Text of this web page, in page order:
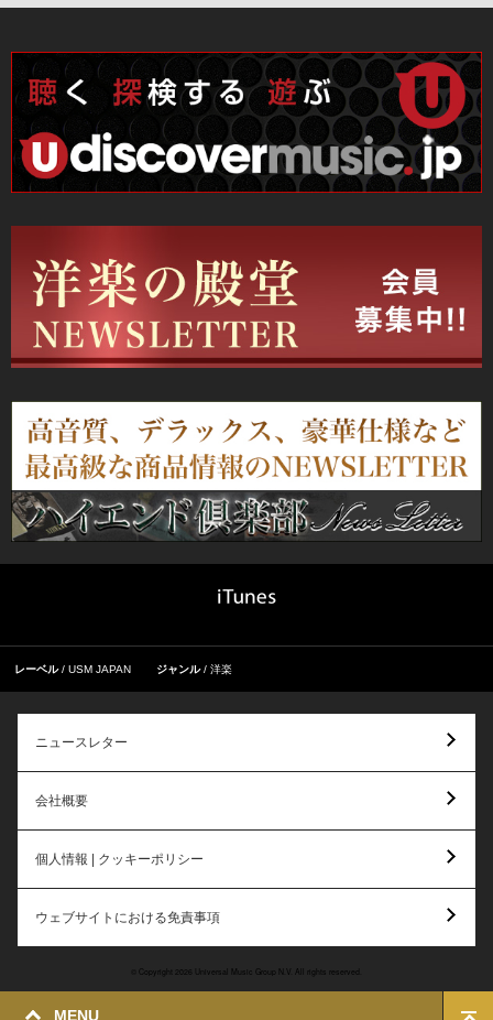
MENU
レーベル USM JAPAN ジャンル 洋楽
ニュースレター
会社概要
個人情報 | クッキーポリシー
ウェブサイトにおける免責事項
© Copyright 2026 Universal Music Group N.V. All rights reserved.